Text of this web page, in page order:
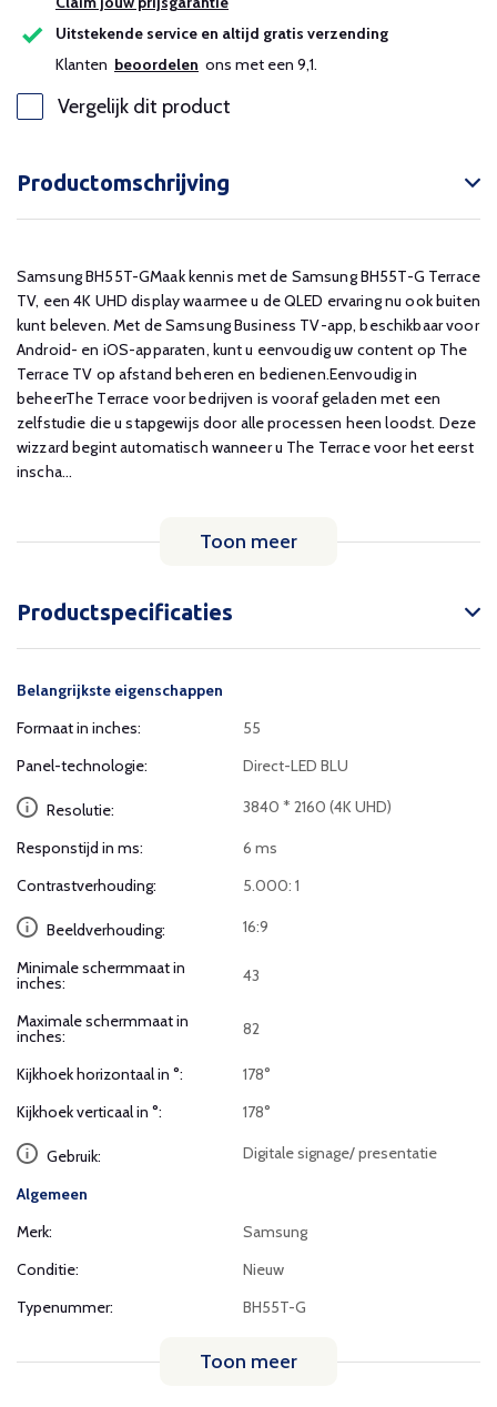
Uitstekende service en altijd gratis verzending
Klanten beoordelen ons met een 9,1.
Vergelijk dit product
Productomschrijving
Samsung BH55T-GMaak kennis met de Samsung BH55T-G Terrace
TV, een 4K UHD display waarmee u de QLED ervaring nu ook buiten
kunt beleven. Met de Samsung Business TV-app, beschikbaar voor
Android- en iOS-apparaten, kunt u eenvoudig uw content op The
Terrace TV op afstand beheren en bedienen.Eenvoudig in
beheerThe Terrace voor bedrijven is vooraf geladen met een
zelfstudie die u stapgewijs door alle processen heen loodst. Deze
wizzard begint automatisch wanneer u The Terrace voor het eerst
inscha...
Toon meer
Productspecificaties
Belangrijkste eigenschappen
Formaat in inches:
55
Panel-technologie:
Direct-LED BLU
Resolutie: 3840 * 2160 (4K UHD)
Responstijd in ms:
6 ms
Contrastverhouding:
5.000: 1
Beeldverhouding: 16:9
Minimale schermmaat in
inches: 43
Maximale schermmaat in
inches: 82
Kijkhoek horizontaal in °:
178°
Kijkhoek verticaal in °:
178°
Gebruik: Digitale signage/ presentatie
Algemeen
Merk:
Samsung
Conditie:
Nieuw
Typenummer:
BH55T-G
Toon meer